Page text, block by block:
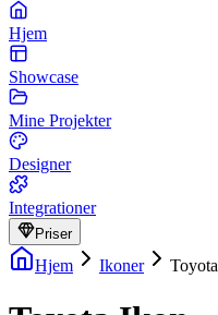
Hjem
Showcase
Mine Projekter
Designer
Integrationer
Priser
Hjem Ikoner Toyota